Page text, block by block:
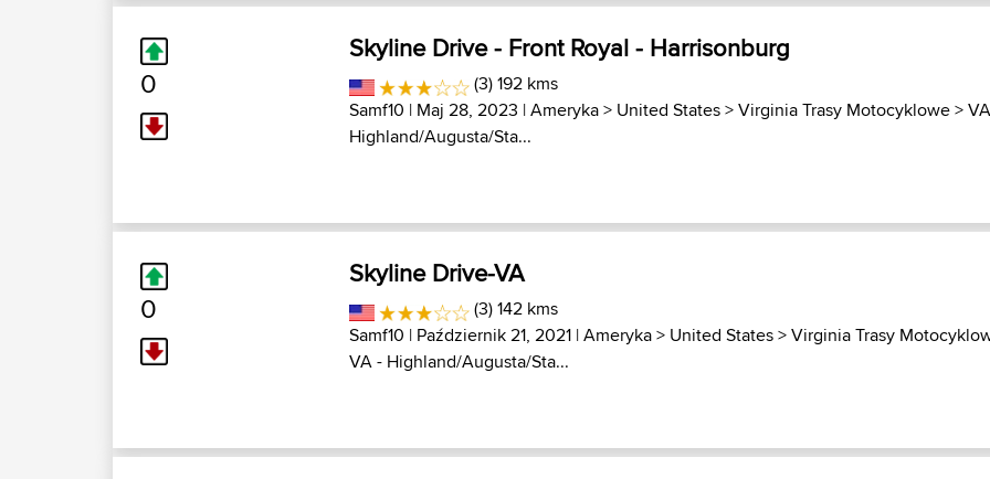
0
Skyline Drive - Front Royal - Harrisonburg
(3) 192 kms
Samf10 | Maj 28, 2023 |Ameryka> United States>Virginia Trasy Motocyklowe>
Highland/Augusta/Sta...
0
Skyline Drive-VA
(3) 142 kms
Samf10 | Październik 21, 2021 |Ameryka> United States>Virginia Trasy
VA - Highland/Augusta/Sta...